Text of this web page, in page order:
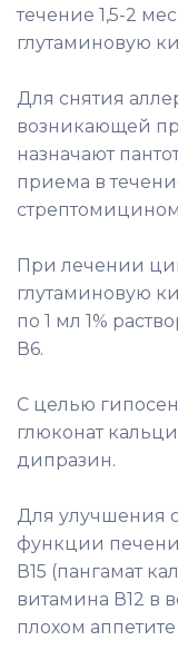
течение 1,5-2
глутаминовую
Для снятия
возникающей
назначают
приема в
При лечении
глутаминовую
по 1 мл 1%
В6.
С целью
глюконат
дипразин.
Для улучшения
функции
В15 (пангамат
витамина В12 в
плохом